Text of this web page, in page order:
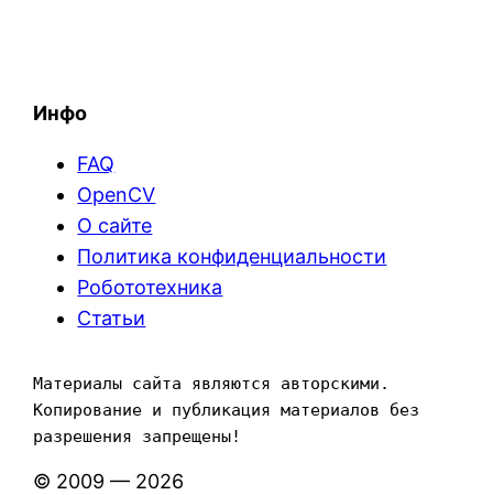
Инфо
FAQ
OpenCV
О сайте
Политика конфиденциальности
Робототехника
Статьи
Материалы сайта являются авторскими.
Копирование и публикация материалов без
разрешения запрещены!
© 2009 — 2026